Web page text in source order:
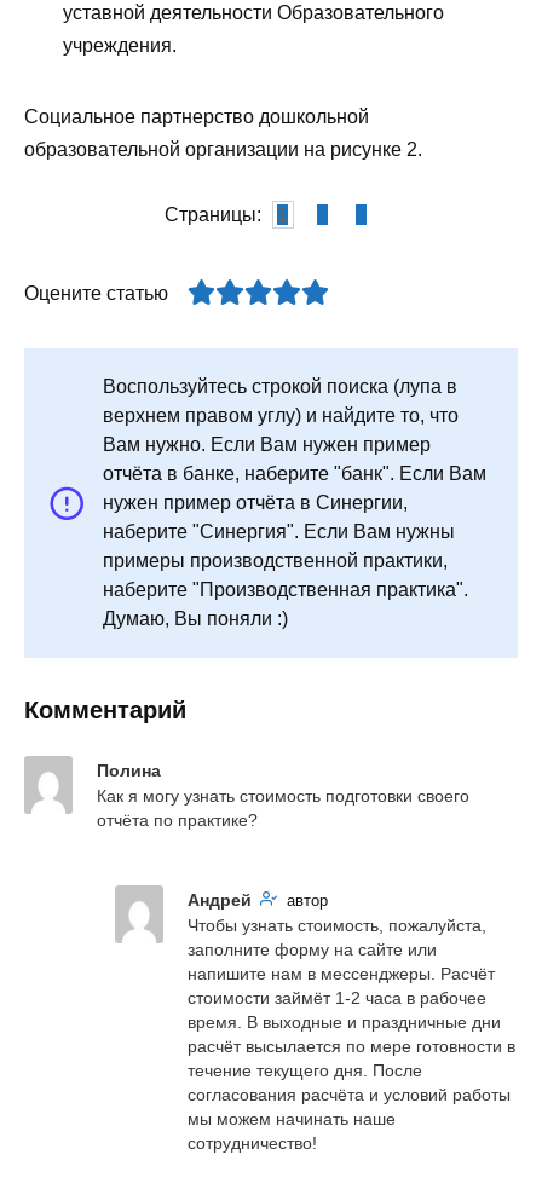
уставной деятельности Образовательного
учреждения.
Социальное партнерство дошкольной
образовательной организации на рисунке 2.
Страницы: 1
Оцените статью
Воспользуйтесь строкой поиска (лупа в
верхнем правом углу) и найдите то, что
Вам нужно. Если Вам нужен пример
отчёта в банке, наберите "банк". Если Вам
нужен пример отчёта в Синергии,
наберите "Синергия". Если Вам нужны
примеры производственной практики,
наберите "Производственная практика".
Думаю, Вы поняли :)
Комментарий
Полина
Как я могу узнать стоимость подготовки своего
отчёта по практике?
Андрей автор
Чтобы узнать стоимость, пожалуйста,
заполните форму на сайте или
напишите нам в мессенджеры. Расчёт
стоимости займёт 1-2 часа в рабочее
время. В выходные и праздничные дни
расчёт высылается по мере готовности в
течение текущего дня. После
согласования расчёта и условий работы
мы можем начинать наше
сотрудничество!